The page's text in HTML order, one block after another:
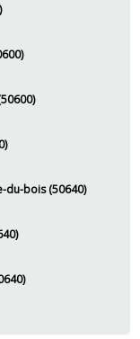
du-bois (50640)